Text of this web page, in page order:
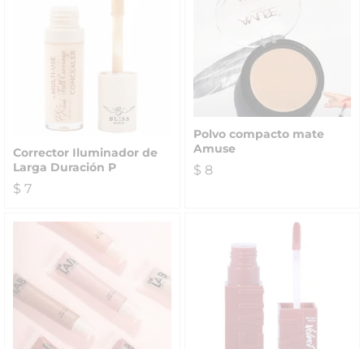
Corrector Iluminador de
Larga Duración P
$ 7
Polvo compacto mate
Amuse
$ 8